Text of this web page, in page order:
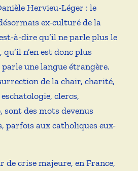
Hervieu-Léger : le
ex-culturé de la
à-dire qu’il ne parle plus le
n’en est donc plus
une langue étrangère.
de la chair, charité,
clercs,
sont des mots devenus
parfois aux catholiques eux-
de crise majeure, en France,